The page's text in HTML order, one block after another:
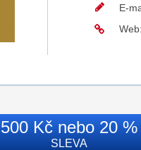
E-
500 Kč nebo 20 %
SLEVA